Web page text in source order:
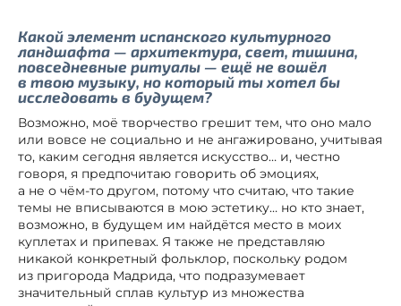
Какой элемент испанского культурного
ландшафта — архитектура, свет, тишина,
повседневные ритуалы — ещё не вошёл
в твою музыку, но который ты хотел бы
исследовать в будущем?
Возможно, моё творчество грешит тем, что оно мало
или вовсе не социально и не ангажировано, учитывая
то, каким сегодня является искусство… и, честно
говоря, я предпочитаю говорить об эмоциях,
а не о чём-то другом, потому что считаю, что такие
темы не вписываются в мою эстетику… но кто знает,
возможно, в будущем им найдётся место в моих
куплетах и припевax. Я также не представляю
никакой конкретный фольклор, поскольку родом
из пригорода Мадрида, что подразумевает
значительный сплав культур из множества